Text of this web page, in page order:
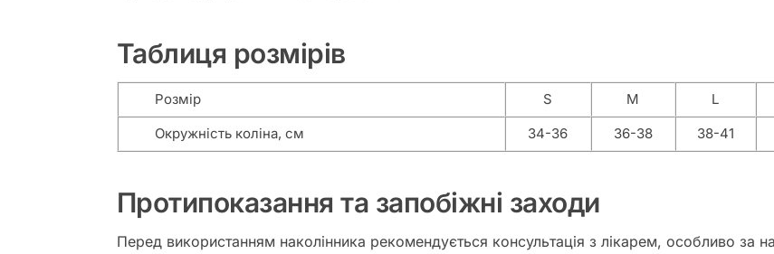
Таблиця розмірів
Розмір S M L
Окружність коліна, см
34-36 36-38 38-41
Протипоказання та запобіжні заходи
Перед використанням наколінника рекомендується консультація з лікарем, особливо за